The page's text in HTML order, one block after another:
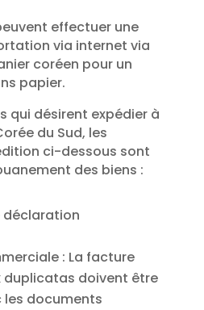
effectuer une
via internet via
coréen pour un
papier.
qui désirent expédier à
du Sud, les
ci-dessous sont
des biens :
déclaration
: La facture
duplicatas doivent être
les documents